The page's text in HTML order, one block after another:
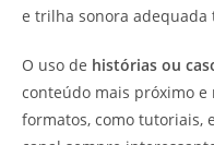
e trilha sonora adequada
O uso de histórias ou
conteúdo mais próximo e
formatos, como tutoriais,